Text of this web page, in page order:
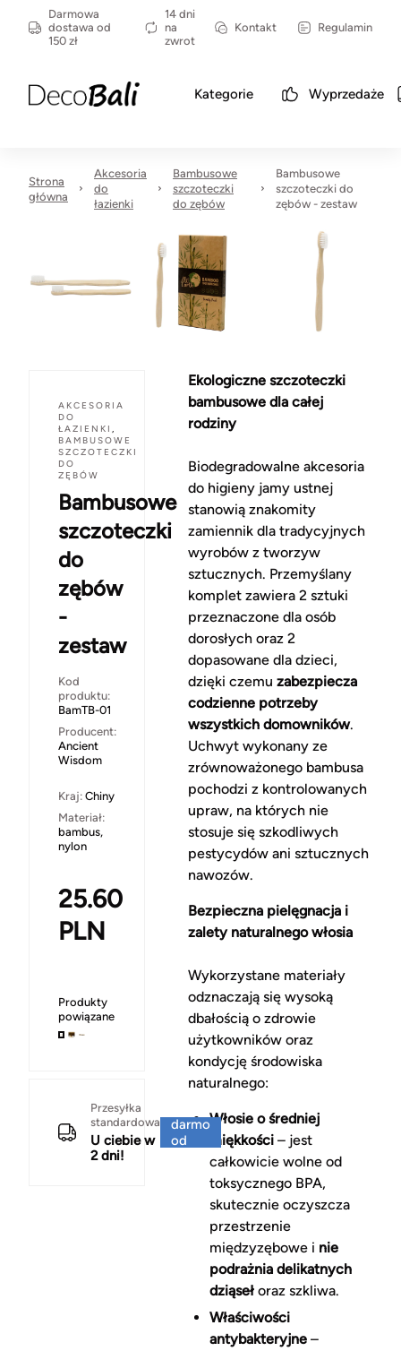
Darmowa
dostawa od
150 zł
14 dni
na
zwrot
Kontakt Regulamin
Kategorie Wyprzedaże
Strona
główna
Akcesoria
do
łazienki
Bambusowe
szczoteczki
do zębów
Bambusowe
szczoteczki do
zębów - zestaw
AKCESORIA
DO
ŁAZIENKI ,
BAMBUSOWE
SZCZOTECZKI
DO
ZĘBÓW
Bambusowe
szczoteczki
do
zębów
-
zestaw
Kod
produktu:
BamTB-01
Producent:
Ancient
Wisdom
Kraj: Chiny
Materiał:
bambus,
nylon
25.60
PLN
Produkty
powiązane
Przesyłka
standardowa
U ciebie w
2 dni!
darmo
od
Ekologiczne szczoteczki
bambusowe dla całej
rodziny
Biodegradowalne akcesoria
do higieny jamy ustnej
stanowią znakomity
zamiennik dla tradycyjnych
wyrobów z tworzyw
sztucznych. Przemyślany
komplet zawiera 2 sztuki
przeznaczone dla osób
dorosłych oraz 2
dopasowane dla dzieci,
dzięki czemu zabezpiecza
codzienne potrzeby
wszystkich domowników.
Uchwyt wykonany ze
zrównoważonego bambusa
pochodzi z kontrolowanych
upraw, na których nie
stosuje się szkodliwych
pestycydów ani sztucznych
nawozów.
Bezpieczna pielęgnacja i
zalety naturalnego włosia
Wykorzystane materiały
odznaczają się wysoką
dbałością o zdrowie
użytkowników oraz
kondycję środowiska
naturalnego:
Włosie o średniej
miękkości– jest
całkowicie wolne od
toksycznego BPA,
skutecznie oczyszcza
przestrzenie
międzyzębowe i nie
podrażnia delikatnych
dziąsełoraz szkliwa.
Właściwości
antybakteryjne–